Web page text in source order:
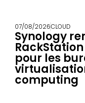
07/08/2026CLOUD
Synology
RackStation
pour les
computing